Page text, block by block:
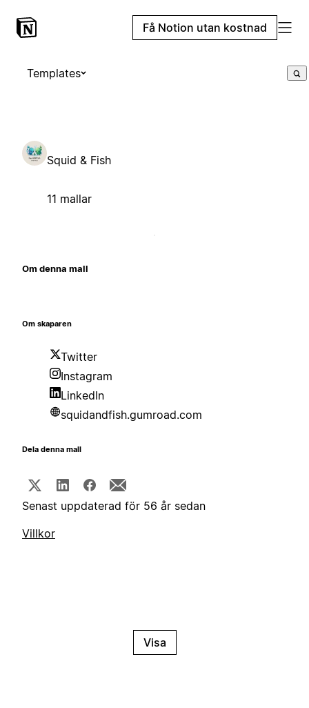
Få Notion utan kostnad
Templates
Squid & Fish
11 mallar
Om denna mall
Om skaparen
Twitter
Instagram
LinkedIn
squidandfish.gumroad.com
Dela denna mall
Senast uppdaterad för 56 år sedan
Villkor
Visa